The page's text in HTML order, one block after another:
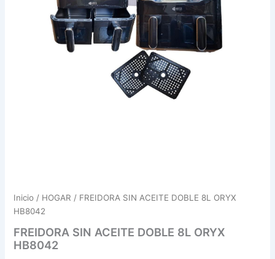
Inicio / HOGAR / FREIDORA SIN ACEITE DOBLE 8L ORYX
HB8042
FREIDORA SIN ACEITE DOBLE 8L ORYX
HB8042